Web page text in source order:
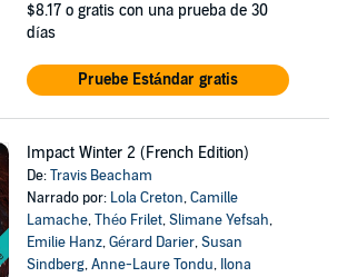
$8.17 o gratis con una prueba de 30
días
Pruebe Estándar gratis
Impact Winter 2 (French Edition)
De:Travis Beacham
Narrado por: Lola Creton,Camille
Lamache,Théo Frilet,Slimane Yefsah,
Emilie Hanz,Gérard Darier,Susan
Sindberg,Anne-Laure Tondu, Ilona